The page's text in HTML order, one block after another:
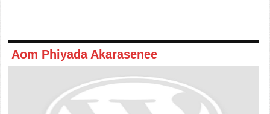
Aom Phiyada Akarasenee